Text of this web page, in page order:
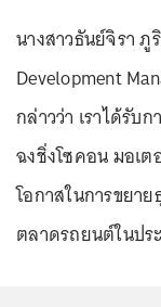
นางสาวธันย์จิรา
Development
กล่าวว่า เราได้รับ
ฉงชิ่งโซคอน มอเ
โอกาสในการขยา
ตลาดรถยนต์ในปร